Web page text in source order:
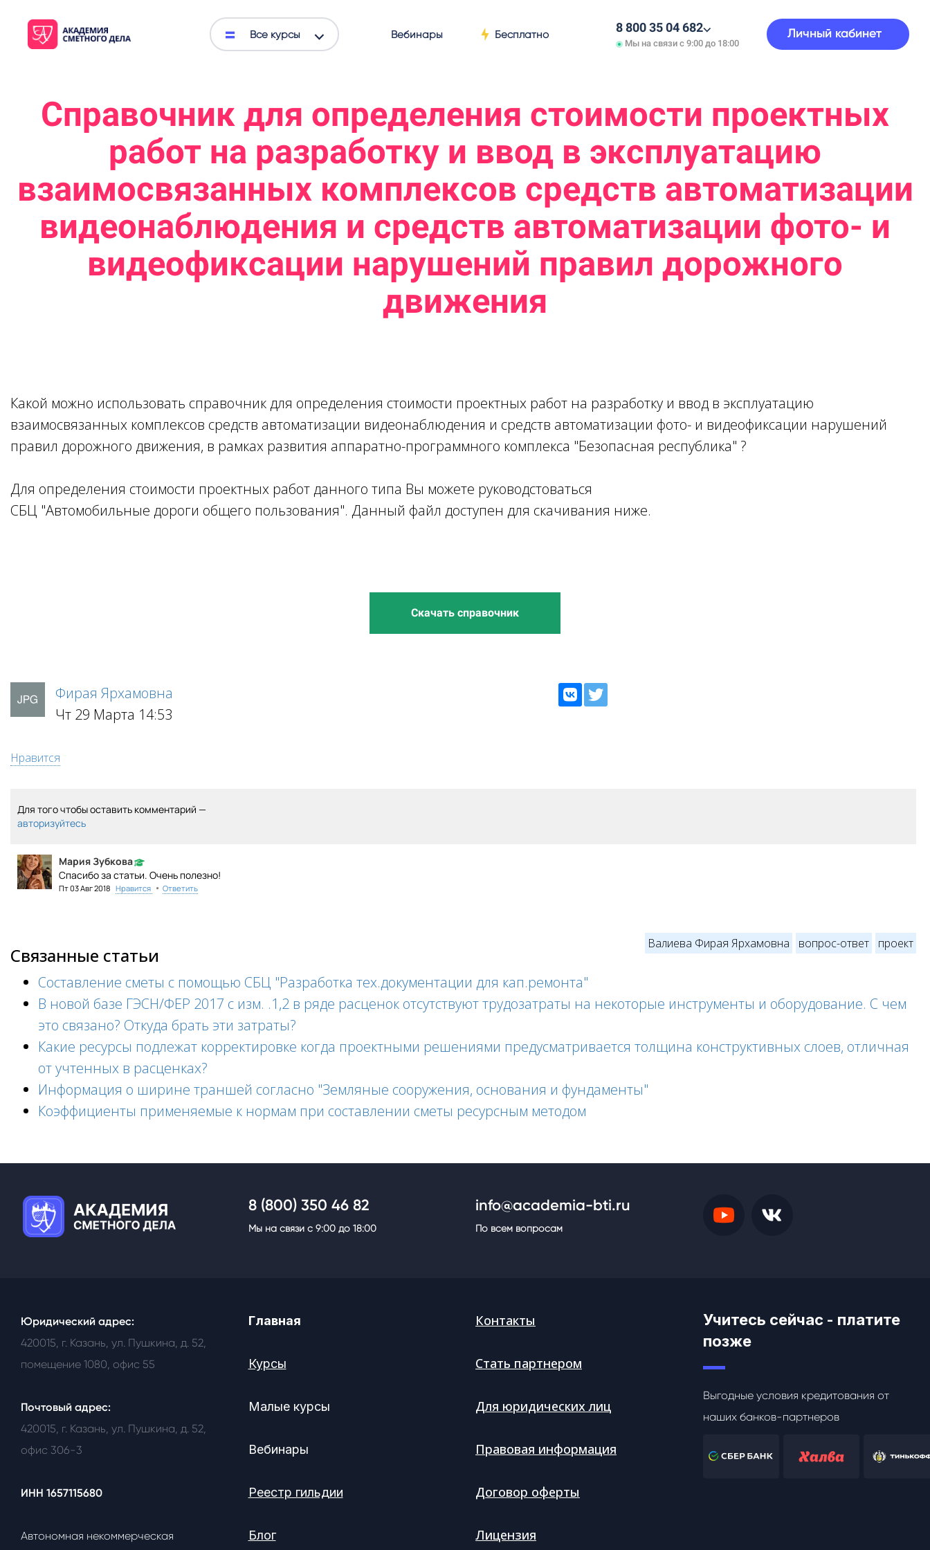
Все курсы Вебинары Бесплатно 8 800 35 04 682⌵
Мы на связи с 9:00 до 18:00
Личный кабинет
Справочник для определения стоимости проектных
работ на разработку и ввод в эксплуатацию
взаимосвязанных комплексов средств автоматизации
видеонаблюдения и средств автоматизации фото- и
видеофиксации нарушений правил дорожного
движения
Какой можно использовать справочник для определения стоимости проектных работ на разработку и ввод в эксплуатацию
взаимосвязанных комплексов средств автоматизации видеонаблюдения и средств автоматизации фото- и видеофиксации нарушений
правил дорожного движения, в рамках развития аппаратно-программного комплекса "Безопасная республика" ?
Для определения стоимости проектных работ данного типа Вы можете руководстоваться
СБЦ "Автомобильные дороги общего пользования". Данный файл доступен для скачивания ниже.
Скачать справочник
Фирая Ярхамовна
Чт 29 Марта 14:53
Нравится
Для того чтобы оставить комментарий —
авторизуйтесь
Мария Зубкова
Спасибо за статьи. Очень полезно!
Пт 03 Авг 2018 Нравится • Ответить
Валиева Фирая Ярхамовна вопрос-ответ проект
Связанные статьи
Составление сметы с помощью СБЦ "Разработка тех.документации для кап.ремонта"
В новой базе ГЭСН/ФЕР 2017 с изм. .1,2 в ряде расценок отсутствуют трудозатраты на некоторые инструменты и оборудование. С чем
это связано? Откуда брать эти затраты?
Какие ресурсы подлежат корректировке когда проектными решениями предусматривается толщина конструктивных слоев, отличная
от учтенных в расценках?
Информация о ширине траншей согласно "Земляные сооружения, основания и фундаменты"
Коэффициенты применяемые к нормам при составлении сметы ресурсным методом
. 8 (800) 350 46 82
Мы на связи с 9:00 до 18:00
info@academia-bti.ru
По всем вопросам
Юридический адрес:
420015, г. Казань, ул. Пушкина, д. 52,
помещение 1080, офис 55
Почтовый адрес:
420015, г. Казань, ул. Пушкина, д. 52,
офис 306-3
ИНН 1657115680
Автономная некоммерческая
Главная
Курсы
Малые курсы
Вебинары
Реестр гильдии
Блог
Контакты
Стать партнером
Для юридических лиц
Правовая информация
Договор оферты
Лицензия
Учитесь сейчас - платите
позже
Выгодные условия кредитования от
наших банков-партнеров